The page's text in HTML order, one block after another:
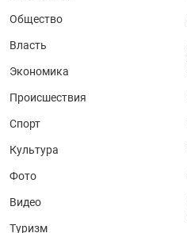
Общество
Власть
Экономика
Происшествия
Спорт
Культура
Фото
Видео
Туризм